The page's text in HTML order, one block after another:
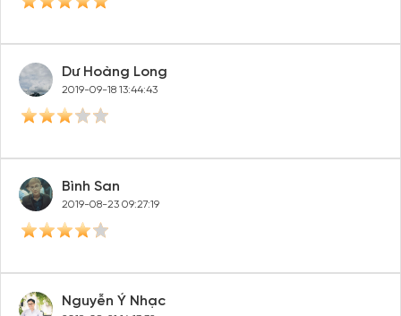
Dư Hoàng Long
2019-09-18 13:44:43
Bình San
2019-08-23 09:27:19
Nguyễn Ý Nhạc